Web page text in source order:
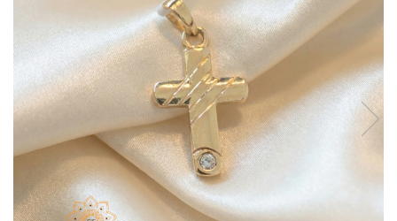
Talismane
Verighete
Bijuterii din argint placate cu aur 24K